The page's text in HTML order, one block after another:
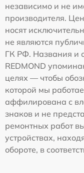
независимо и не
производителя.
носят
не являются
ГК РФ. Названия и
REDMOND
целях — чтобы
которой мы
аффилирована с
знаков и не
ремонтных работ
устройствах,
обороте, в